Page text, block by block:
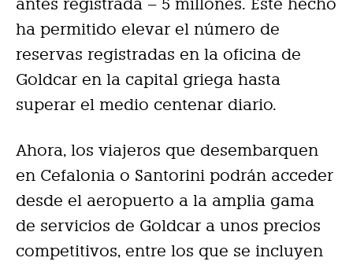
antes registrada – 5 millones. Este hecho
ha permitido elevar el número de
reservas registradas en la oficina de
Goldcar en la capital griega hasta
superar el medio centenar diario.
Ahora, los viajeros que desembarquen
en Cefalonia o Santorini podrán acceder
desde el aeropuerto a la amplia gama
de servicios de Goldcar a unos precios
competitivos, entre los que se incluyen